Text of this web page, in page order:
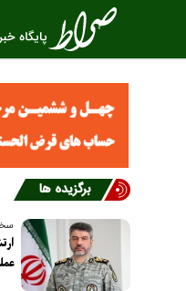
برگزیده ها